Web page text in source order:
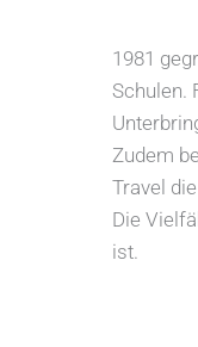
1981
Schulen.
Zudem
Travel
Die
ist.